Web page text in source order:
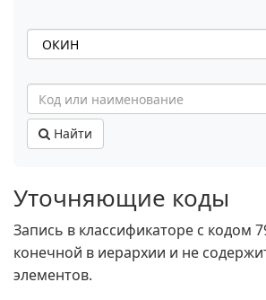
Найти
Уточняющие коды
Запись в классификаторе с кодом
конечной в иерархии и не
элементов.